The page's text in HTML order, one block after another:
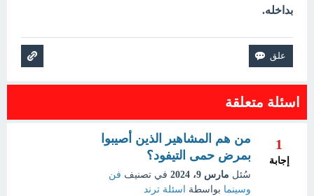
بداخله.
اسئلة متعلقة
1
إجابة
من هم المشاهير الذين أصيبوا
بمرض حمى التيفود؟
سُئل مارس 9، 2024 في تصنيف فن
وسينما بواسطة اسئلة ترند